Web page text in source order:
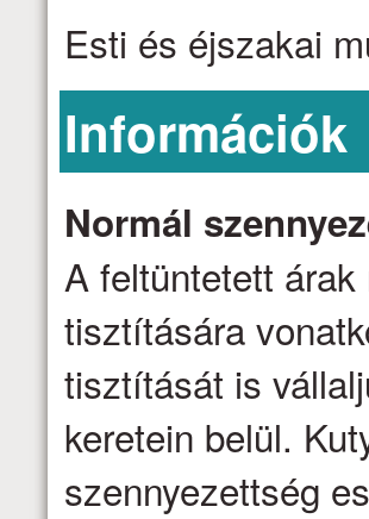
Esti és éjszakai
Információk
Normál
A feltüntetett
tisztítására
tisztítását is
keretein belül.
szennyezettség